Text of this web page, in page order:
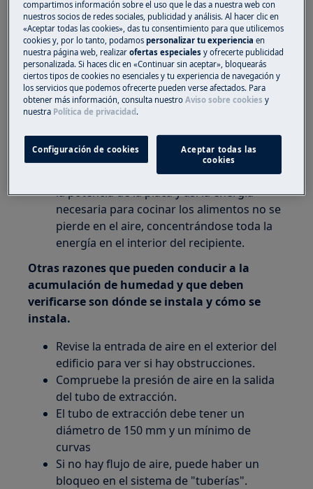
Encienda la campana extractora un rato
antes de comenzar a cocinar.
Apague la campana
extractora solo un tiempo después de que
haya terminado de cocinar (cuando ya no
no se este produciendo vapor)
Cuando cocine alimentos que contengan
de que la tapa esté colocada en el
recipiente. Poniendo la tapa también
ahorrarás energía, ya que puedes reducir
la potencia de la placa y así la energía
necesaria para cocinar los alimentos no se
pierde en el aire, concentrándose toda la
energía en el interior del recipiente.
Otras razones que pueden conducir a la
acumulación de humedad y que deben
verificarse son dónde se instala y cómo se
instala.
Revise la entrada de aire en el exterior del
edificio para ver si hay obstrucciones.
Compruebe la presión de aire en la salida
del tubo de extracción.
El tubo de extracción debe tener un
diámetro de 150 mm y un mínimo de
curvas
Si no hay flujo de aire, puede haber un
bloqueo en el sistema de "tuberías".
compartimos información sobre el uso que le das a nuestra web con
nuestros socios de redes sociales, publicidad y análisis. Al hacer clic en
«Aceptar todas las cookies», das tu consentimiento para que utilicemos
cookies y, por lo tanto, podamospersonalizar tu experienciaen
nuestra página web, realizarofertas especiales y ofrecerte publicidad
personalizada. Si haces clic en «Continuar sin aceptar», bloquearás
ciertos tipos de cookies no esenciales y tu experiencia de navegación y
los servicios que podemos ofrecerte pueden verse afectados. Para
obtener más información, consulta nuestroAviso sobre cookies y
nuestra Política de privacidad .
Configuración de cookies
Aceptar todas las
cookies